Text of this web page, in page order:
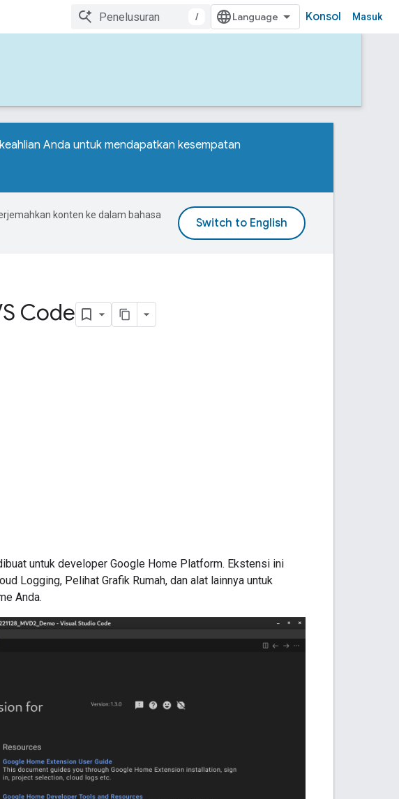
/ Konsol Masuk
Anda untuk mendapatkan kesempatan
konten ke dalam bahasa
Code
untuk developer Google Home Platform. Ekstensi ini
Logging, Pelihat Grafik Rumah, dan alat lainnya untuk
Anda.